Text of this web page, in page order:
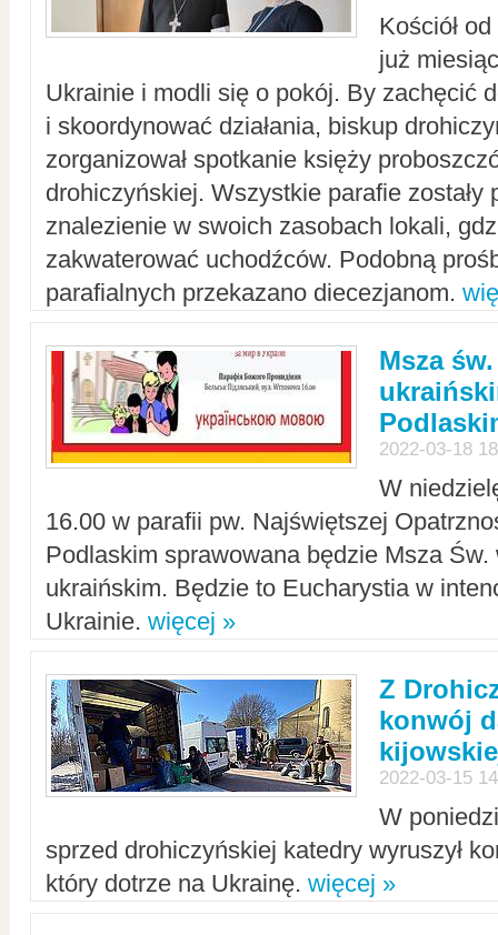
Kościół
już
Ukrainie i modli się o pokój. By zachęcić
i skoordynować działania, biskup
zorganizował spotkanie księży
drohiczyńskiej. Wszystkie parafie zostały
znalezienie w swoich zasobach lokali,
zakwaterować uchodźców. Podobną
parafialnych przekazano diecezjanom.
Msza
2022-03-18
W
16.00 w parafii pw. Najświętszej
Podlaskim sprawowana będzie Msza Św.
ukraińskim. Będzie to Eucharystia w
Ukrainie. więcej »
Z
konwój
2022-03-15
W
sprzed drohiczyńskiej katedry wyruszył
który dotrze na Ukrainę. więcej »